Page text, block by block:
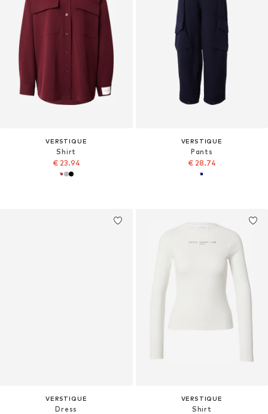
VERSTIQUE
Shirt
€ 23.94
VERSTIQUE
Pants
€ 28.74
VERSTIQUE
Dress
VERSTIQUE
Shirt